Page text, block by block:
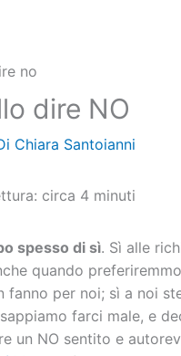
dire NO
Chiara Santoianni
circa 4 minuti
spesso di sì. Sì alle
quando
fanno per noi; sì a noi
farci male, e
un NO sentito e